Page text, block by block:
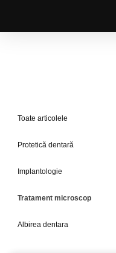
Toate articolele
Protetică dentară
Implantologie
Tratament microscop
Albirea dentara